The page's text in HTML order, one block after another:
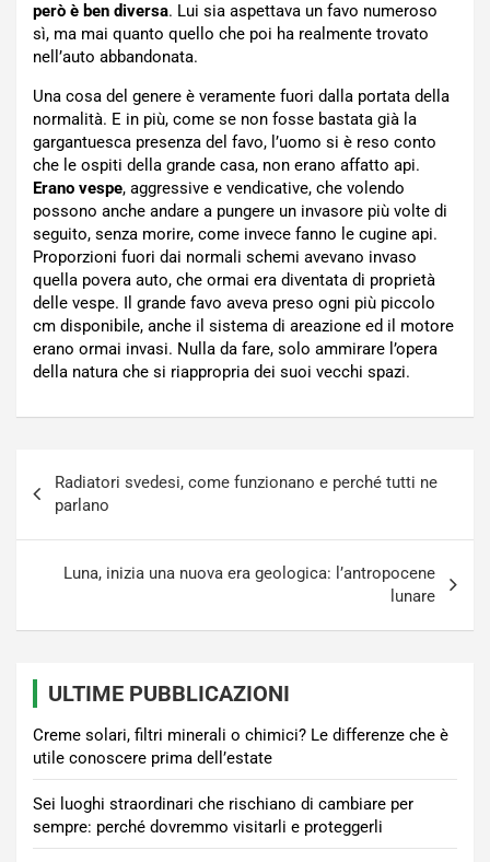
però è ben diversa. Lui sia aspettava un favo numeroso
sì, ma mai quanto quello che poi ha realmente trovato
nell’auto abbandonata.
Una cosa del genere è veramente fuori dalla portata della
normalità. E in più, come se non fosse bastata già la
gargantuesca presenza del favo, l’uomo si è reso conto
che le ospiti della grande casa, non erano affatto api.
Erano vespe, aggressive e vendicative, che volendo
possono anche andare a pungere un invasore più volte di
seguito, senza morire, come invece fanno le cugine api.
Proporzioni fuori dai normali schemi avevano invaso
quella povera auto, che ormai era diventata di proprietà
delle vespe. Il grande favo aveva preso ogni più piccolo
cm disponibile, anche il sistema di areazione ed il motore
erano ormai invasi. Nulla da fare, solo ammirare l’opera
della natura che si riappropria dei suoi vecchi spazi.
articoli
Radiatori svedesi, come funzionano e perché tutti ne
parlano
Luna, inizia una nuova era geologica: l’antropocene
lunare
ULTIME PUBBLICAZIONI
Creme solari, filtri minerali o chimici? Le differenze che è
utile conoscere prima dell’estate
Sei luoghi straordinari che rischiano di cambiare per
sempre: perché dovremmo visitarli e proteggerli